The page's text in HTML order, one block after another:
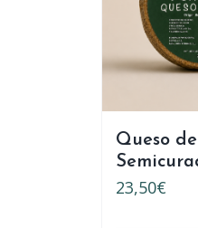
Queso
23,50€